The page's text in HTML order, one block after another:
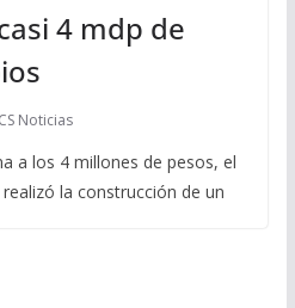
4 mdp de
Noticias
a los 4 millones de pesos, el
la construcción de un